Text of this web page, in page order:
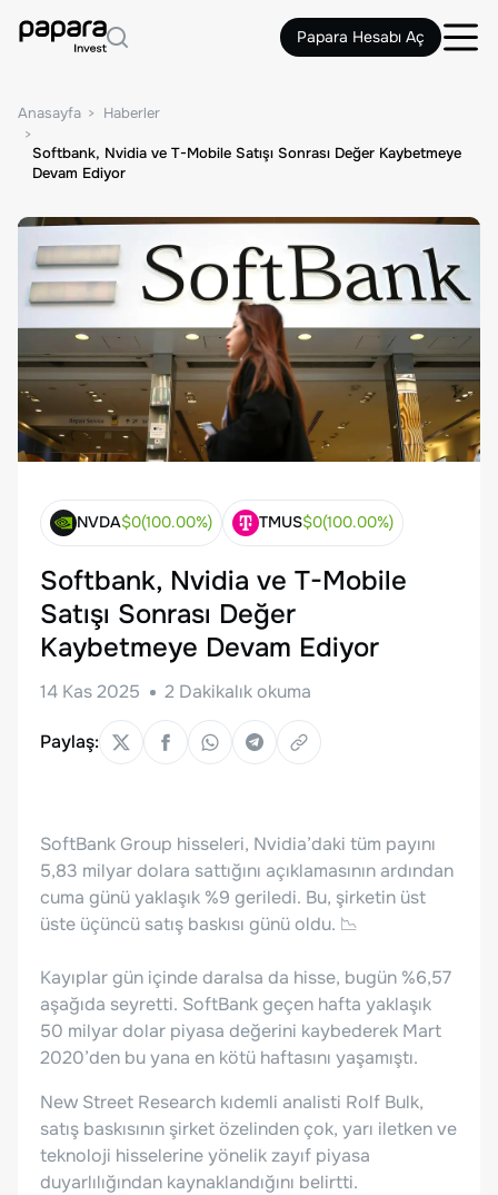
Papara Hesabı Aç
Anasayfa Haberler
Softbank, Nvidia ve T-Mobile Satışı Sonrası Değer Kaybetmeye
Devam Ediyor
NVDA$0(100.00%) TMUS$0(100.00%)
Softbank, Nvidia ve T-Mobile
Satışı Sonrası Değer
Kaybetmeye Devam Ediyor
14 Kas 2025 2 Dakikalık okuma
Paylaş:
SoftBank Group hisseleri, Nvidia’daki tüm payını
5,83 milyar dolara sattığını açıklamasının ardından
cuma günü yaklaşık %9 geriledi. Bu, şirketin üst
üste üçüncü satış baskısı günü oldu. 📉
Kayıplar gün içinde daralsa da hisse, bugün %6,57
aşağıda seyretti. SoftBank geçen hafta yaklaşık
50 milyar dolar piyasa değerini kaybederek Mart
2020’den bu yana en kötü haftasını yaşamıştı.
New Street Research kıdemli analisti Rolf Bulk,
satış baskısının şirket özelinden çok, yarı iletken ve
teknoloji hisselerine yönelik zayıf piyasa
duyarlılığından kaynaklandığını belirtti.